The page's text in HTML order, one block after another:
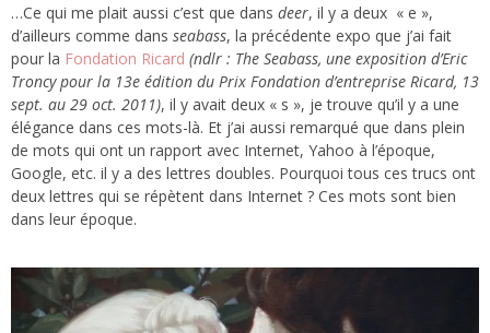
…Ce qui me plait aussi c’est que dans deer, il y a deux « e »,
d’ailleurs comme dans seabass, la précédente expo que j’ai fait
pour la Fondation Ricard (ndlr : The Seabass, une exposition d’Eric
Troncy pour la 13e édition du Prix Fondation d’entreprise Ricard, 13
sept. au 29 oct. 2011), il y avait deux « s », je trouve qu’il y a une
élégance dans ces mots-là. Et j’ai aussi remarqué que dans plein
de mots qui ont un rapport avec Internet, Yahoo à l’époque,
Google, etc. il y a des lettres doubles. Pourquoi tous ces trucs ont
deux lettres qui se répètent dans Internet ? Ces mots sont bien
dans leur époque.